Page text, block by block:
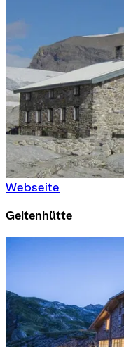
Webseite
Geltenhütte